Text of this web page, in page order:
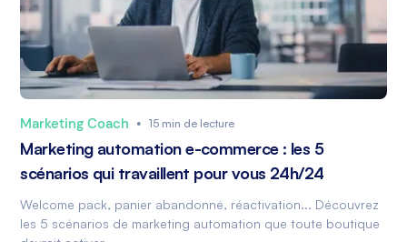
Marketing Coach • 15 min de lecture
Marketing automation e-commerce : les 5
scénarios qui travaillent pour vous 24h/24
Welcome pack, panier abandonné, réactivation... Découvrez
les 5 scénarios de marketing automation que toute boutique